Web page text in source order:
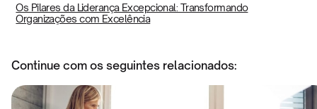
Os Pilares da Liderança Excepcional: Transformando
Organizações com Excelência
Continue com os seguintes relacionados: